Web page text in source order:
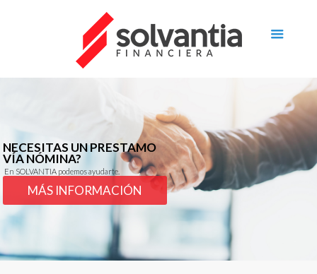
NECESITAS UN PRESTAMO
VÍA NÓMINA?
En SOLVANTIA podemos ayudarte.
MÁS INFORMACIÓN